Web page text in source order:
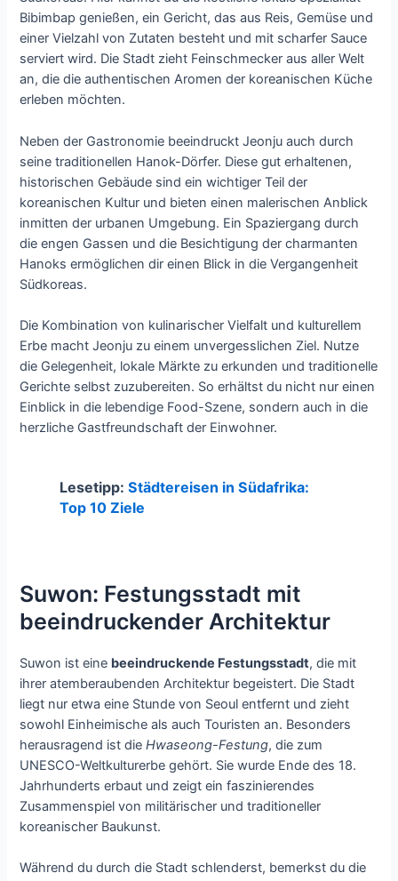
Bibimbap genießen, ein Gericht, das aus Reis, Gemüse und
einer Vielzahl von Zutaten besteht und mit scharfer Sauce
serviert wird. Die Stadt zieht Feinschmecker aus aller Welt
an, die die authentischen Aromen der koreanischen Küche
erleben möchten.
Neben der Gastronomie beeindruckt Jeonju auch durch
seine traditionellen Hanok-Dörfer. Diese gut erhaltenen,
historischen Gebäude sind ein wichtiger Teil der
koreanischen Kultur und bieten einen malerischen Anblick
inmitten der urbanen Umgebung. Ein Spaziergang durch
die engen Gassen und die Besichtigung der charmanten
Hanoks ermöglichen dir einen Blick in die Vergangenheit
Südkoreas.
Die Kombination von kulinarischer Vielfalt und kulturellem
Erbe macht Jeonju zu einem unvergesslichen Ziel. Nutze
die Gelegenheit, lokale Märkte zu erkunden und traditionelle
Gerichte selbst zuzubereiten. So erhältst du nicht nur einen
Einblick in die lebendige Food-Szene, sondern auch in die
herzliche Gastfreundschaft der Einwohner.
Lesetipp: Städtereisen in Südafrika:
Top 10 Ziele
Suwon: Festungsstadt mit
beeindruckender Architektur
Suwon ist eine beeindruckende Festungsstadt, die mit
ihrer atemberaubenden Architektur begeistert. Die Stadt
liegt nur etwa eine Stunde von Seoul entfernt und zieht
sowohl Einheimische als auch Touristen an. Besonders
herausragend ist dieHwaseong-Festung, die zum
UNESCO-Weltkulturerbe gehört. Sie wurde Ende des 18.
Jahrhunderts erbaut und zeigt ein faszinierendes
Zusammenspiel von militärischer und traditioneller
koreanischer Baukunst.
Während du durch die Stadt schlenderst, bemerkst du die